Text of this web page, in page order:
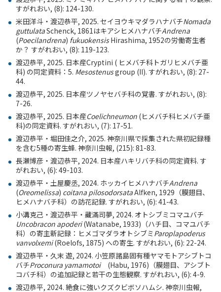
すがれおい, (8): 124-130.
米田洋斗・渡辺恭平, 2025. セイヨウキマダラハナバチNomada
guttulataSchenck, 1861はキアシヒメハナバチAndrena
(Poecilandrena) fukuokensisHirashima, 1952の労働寄生者
か？ すがれおい, (8): 119-123.
渡辺恭平, 2025. 日本産Cryptini ( ヒメバチ科トガリヒメバチ亜
科) の同定資料： 5. Mesostenusgroup (II). すがれおい, (8): 27-
44.
渡辺恭平, 2025. 日本産ツノヤセバチ科の覚書. すがれおい, (8):
7-26.
渡辺恭平, 2025. 日本産Coelichneumon(ヒメバチ科ヒメバチ亜
科)の同定資料. すがれおい, (7): 17-51.
渡辺恭平・堀田佳之介, 2025. 神奈川県で採集された県初記録種
を含む5種の寄生蜂. 神奈川虫報, (215): 81-83.
長瀬博彦・渡辺恭平, 2024. 日本産ハキリバチ科の同定資料. す
がれおい, (6): 49-103.
渡辺恭平・土屋慶丞, 2024. ホッカイヒメハナバチAndrena
(Oreomelissa) coitana pilosodorsataAlfken, 1929 （膜翅目、
ヒメハナバチ科）の訪花記録. すがれおい, (6): 41-43.
小溝克己・渡辺恭平・藏滿司夢, 2024. オトシブミコマユバチ
Uncobracon apoderi(Watanabe, 1933) （ハチ目、コマユバチ
科）の寄主新記録：ヒメゴマダラオトシブミParoplapoderus
vanvolxemi(Roelofs, 1875) への寄生. すがれおい, (6): 22-24.
渡辺恭平・久末 遊, 2024. 小笠原諸島固有種ヤマモトアシブトコ
バチProconura yamamotoi (Habu, 1976) （膜翅目、アシブト
コバチ科）の追加記録と若干の生態観察. すがれおい, (6): 4-9.
渡辺恭平, 2024. 絶食に強いクズクビボソハムシ. 神奈川虫報,